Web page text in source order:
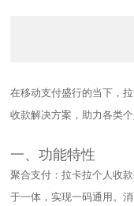
在移动支付盛行的当下，
收款解决方案，助力各类
一、功能特性​
聚合支付：拉卡拉个人收
于一体，实现一码通用。